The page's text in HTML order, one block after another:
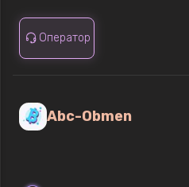
Оператор
Abc-Obmen